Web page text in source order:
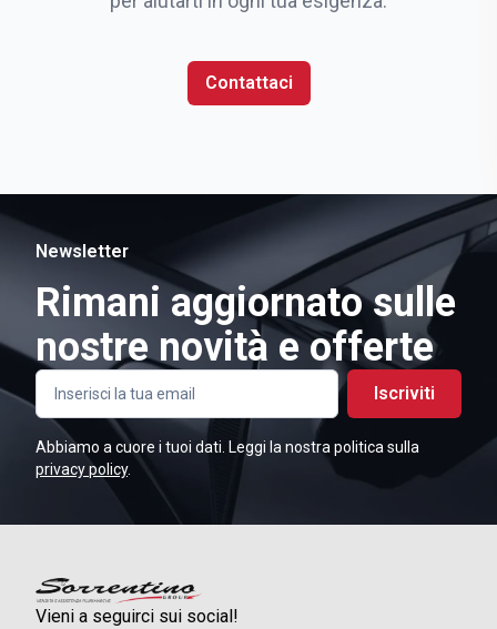
Contattaci
Newsletter
Rimani aggiornato sulle
nostre novità e offerte
Iscriviti
Abbiamo a cuore i tuoi dati. Leggi la nostra politica sulla
privacy policy.
Vieni a seguirci sui social!